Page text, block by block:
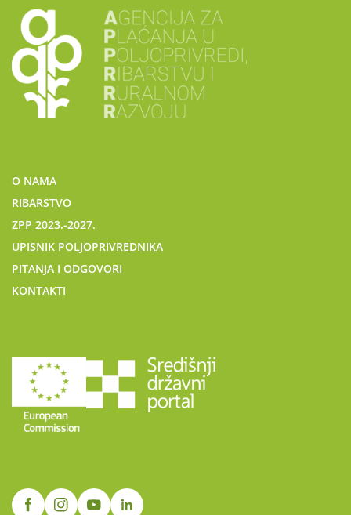
O NAMA
RIBARSTVO
ZPP 2023.-2027.
UPISNIK POLJOPRIVREDNIKA
PITANJA I ODGOVORI
KONTAKTI